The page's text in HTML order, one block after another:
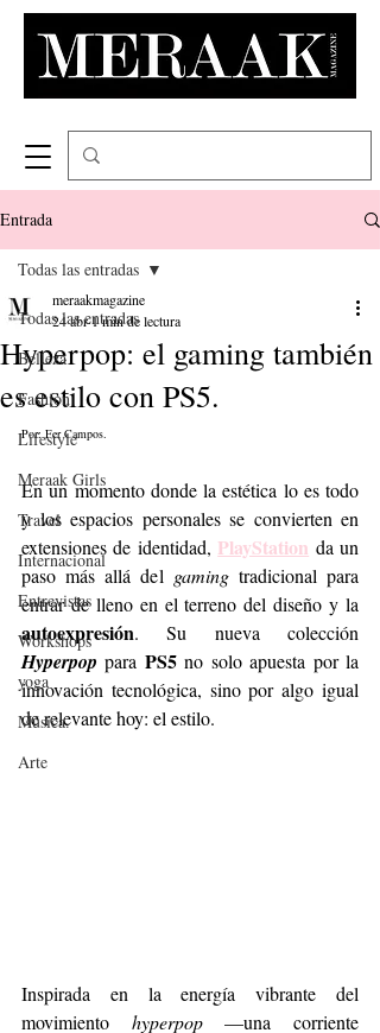
Entrada
Todas las entradas
Belleza
Fashion
Lifestyle
Meraak Girls
Travel
Internacional
Entrevistas
Workshops
yoga
Música.
Arte
Todas las entradas
Hyperpop: el gaming también
es estilo con PS5.
meraakmagazine
24 abr1 min de lectura
Por: Fer Campos.
En un momento donde la estética lo es todo
y los espacios personales se convierten en
extensiones de identidad, PlayStation da un
paso más allá del gaming tradicional para
autoexpresión
Hyperpop para PS5 no solo apuesta por la
innovación tecnológica, sino por algo igual
de relevante hoy: el estilo.
Inspirada en la energía vibrante del
movimiento hyperpop —una corriente